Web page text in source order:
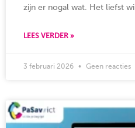
zijn er nogal wat. Het liefst wil
LEES VERDER »
3 februari 2026 Geen reacties